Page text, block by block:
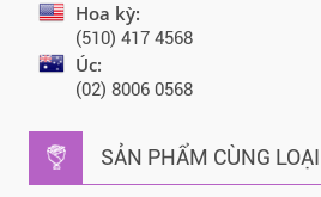
Hoa kỳ:
(510) 417 4568
Úc:
(02) 8006 0568
SẢN PHẨM CÙNG LOẠI